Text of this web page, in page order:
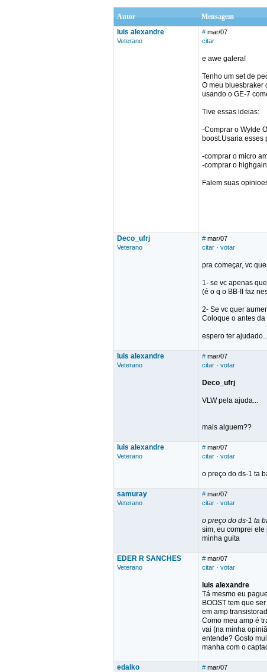
Autor
Mensagem
luis alexandre
Veterano
# mar/07
citar
e awe galera!
Tenho um set de
O meu bluesbraker
usando o GE-7
Tive essas ideias:
-Comprar o Wylde
boost.Usaria esses
-comprar o micro
-comprar o
Falem suas
Deco_ufrj
Veterano
# mar/07
citar · votar
pra começar, vc
1- se vc apenas
(é o q o BB-II faz
2- Se vc quer
Coloque o antes
espero ter
luis alexandre
Veterano
# mar/07
citar · votar
Deco_ufrj
VLW pela ajuda...
mais alguem??
luis alexandre
Veterano
# mar/07
citar · votar
o preço do ds-1 ta
samuray
Veterano
# mar/07
citar · votar
o preço do ds-1 ta
sim, eu comprei
minha guita
EDER R SANCHES
Veterano
# mar/07
citar · votar
luis alexandre
Tá mesmo eu
BOOST tem que
em amp
Como meu amp é
vai (na minha
entende? Gosto
manha com o
edalko # mar/07